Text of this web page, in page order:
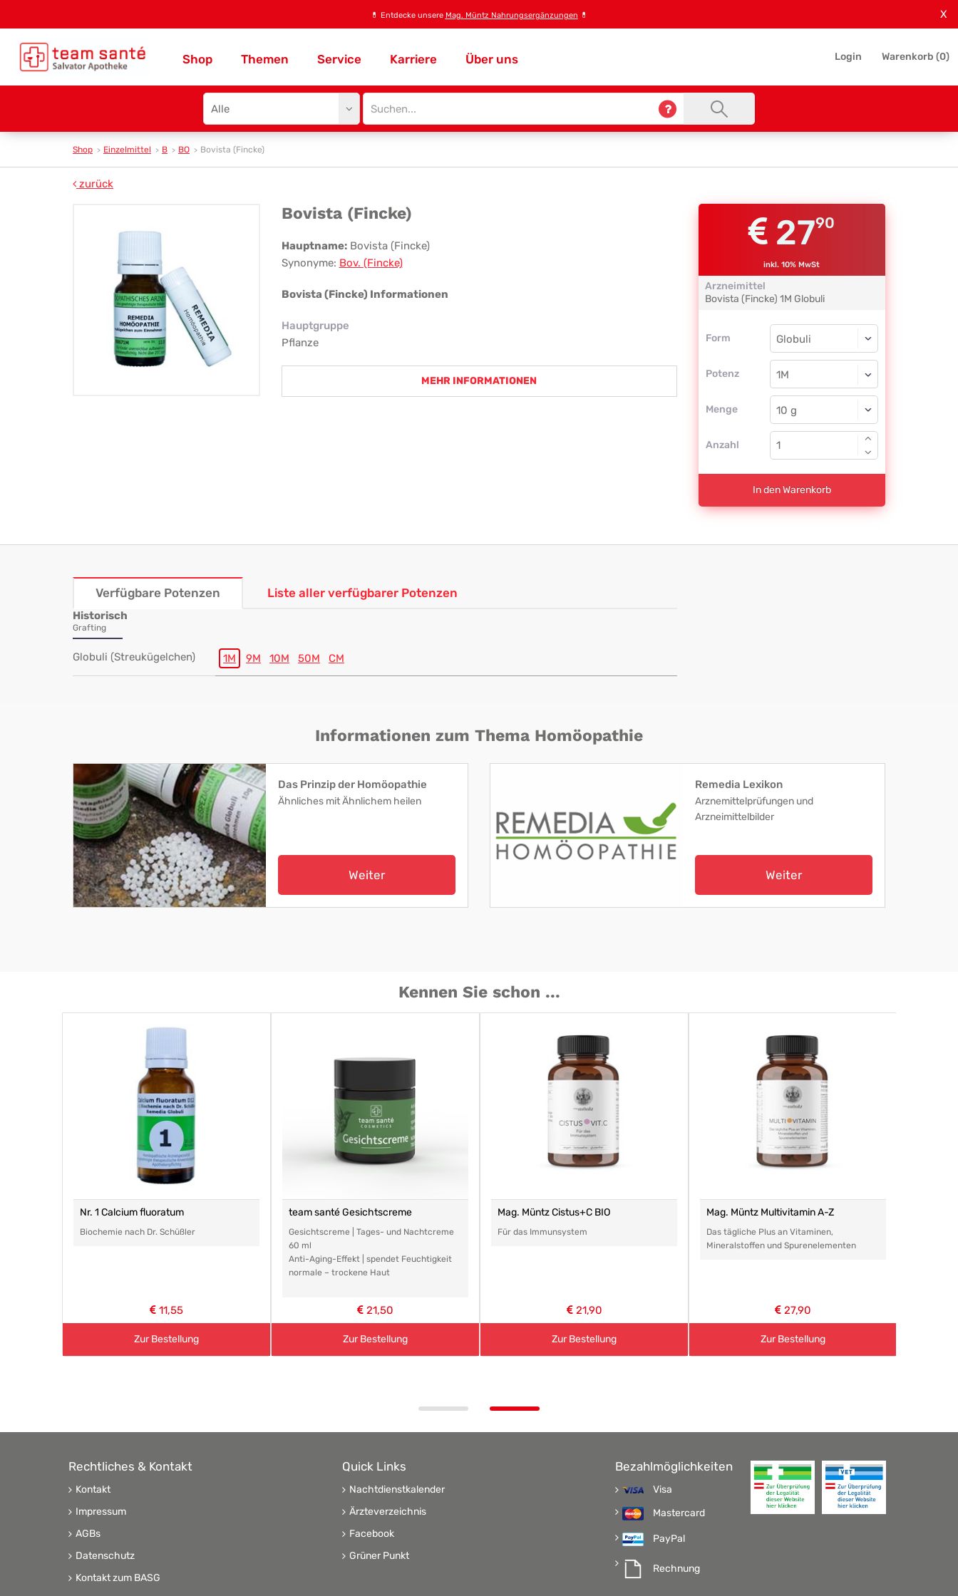
💊 Entdecke unsere Mag. Müntz Nahrungsergänzungen 💊 X
Shop Themen Service Karriere Über uns Login Warenkorb (0)
Search
type
Site
search
Shop Einzelmittel B BO Bovista (Fincke)
zurück
Bovista
(Fincke)
Bovista (Fincke)
Hauptname: Bovista (Fincke)
Synonyme: Bov. (Fincke)
Bovista (Fincke) Informationen
Hauptgruppe
Pflanze
MEHR INFORMATIONEN
2790
inkl. 10% MwSt
Arzneimittel
Bovista (Fincke) 1M Globuli
Form
Form
Potenz
Globuli
1M
Menge
Globuli
Anzahl
In den Warenkorb
Verfügbare Potenzen Liste aller verfügbarer Potenzen
Historisch
Grafting
Globuli (Streukügelchen) 1M 9M 10M 50M CM
Informationen zum Thema Homöopathie
Das Prinzip der Homöopathie
Ähnliches mit Ähnlichem heilen
Weiter
Remedia Lexikon
Arznemittelprüfungen und
Arzneimittelbilder
Weiter
Kennen Sie schon ...
Nr. 1 Calcium fluoratum
Biochemie nach Dr. Schüßler
11,55
Zur Bestellung
team santé Gesichtscreme
Gesichtscreme | Tages- und Nachtcreme
60 ml
Anti-Aging-Effekt | spendet Feuchtigkeit
normale – trockene Haut
21,50
Zur Bestellung
Mag. Müntz Cistus+C BIO
Für das Immunsystem
21,90
Zur Bestellung
Mag. Müntz Multivitamin A-Z
Das tägliche Plus an Vitaminen,
Mineralstoffen und Spurenelementen
27,90
Zur Bestellung
Rechtliches & Kontakt
Kontakt
Impressum
AGBs
Datenschutz
Kontakt zum BASG
Quick Links
Nachtdienstkalender
Ärzteverzeichnis
Facebook
Grüner Punkt
Bezahlmöglichkeiten
Visa
Mastercard
PayPal
Rechnung